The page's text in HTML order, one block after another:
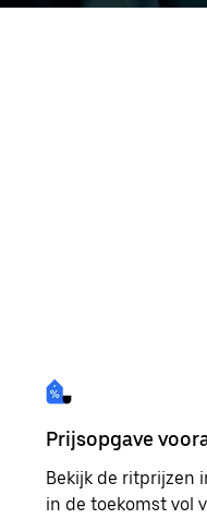
Prijsopgave
Bekijk de ritprijzen
in de toekomst vol